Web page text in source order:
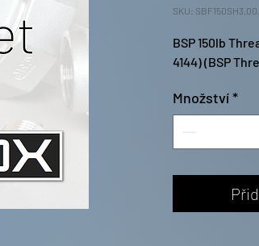
SKU:
BSP 150lb
4144) (BSP
Množství*